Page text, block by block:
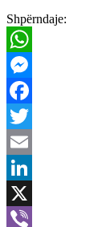
Shpërndaje:
WhatsApp
Messenger
Facebook
Twitter
Email
LinkedIn
X